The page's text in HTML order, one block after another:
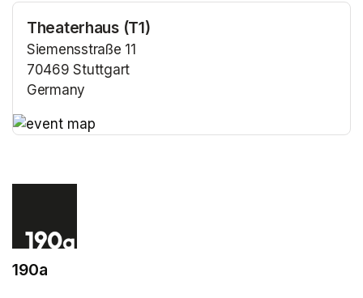
Theaterhaus (T1)
Siemensstraße 11
70469 Stuttgart
Germany
190a